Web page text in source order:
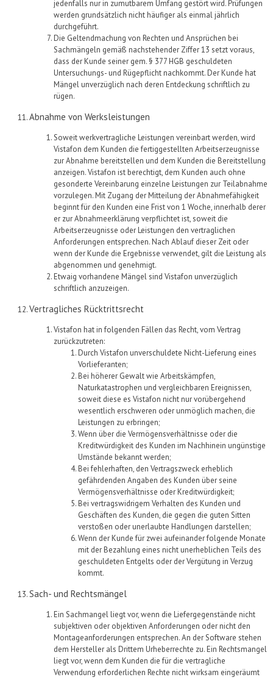
jedenfalls nur in zumutbarem Umfang gestört wird. Prüfungen
werden grundsätzlich nicht häufiger als einmal jährlich
durchgeführt.
Die Geltendmachung von Rechten und Ansprüchen bei
Sachmängeln gemäß nachstehender Ziffer13 setzt voraus,
dass der Kunde seiner gem. § 377 HGB geschuldeten
Untersuchungs- und Rügepflicht nachkommt. Der Kunde hat
Mängel unverzüglich nach deren Entdeckung schriftlich zu
rügen.
Abnahme von Werksleistungen
Soweitwerkvertragliche Leistungen vereinbart werden, wird
Vistafon dem Kunden die fertiggestellten Arbeitserzeugnisse
zur Abnahme bereitstellen und dem Kunden die Bereitstellung
anzeigen.Vistafon ist berechtigt, dem Kunden auch ohne
gesonderte Vereinbarung einzelne Leistungen zur Teilabnahme
vorzulegen. Mit Zugang der Mitteilung der Abnahmefähigkeit
beginnt für den Kunden eine Frist von 1 Woche,innerhalb derer
er zur Abnahmeerklärung verpflichtet ist, soweit die
Arbeitserzeugnisse oder Leistungen den vertraglichen
Anforderungen entsprechen.Nach Ablauf dieser Zeit oder
wenn der Kunde die Ergebnisse verwendet, gilt die Leistung als
abgenommen und genehmigt.
Etwaig vorhandene Mängel sind Vistafon unverzüglich
schriftlich anzuzeigen.
Vertragliches Rücktrittsrecht
Vistafon hat in folgenden Fällen das Recht, vom Vertrag
zurückzutreten:
Durch Vistafon unverschuldete Nicht-Lieferung eines
Vorlieferanten;
Bei höherer Gewalt wie Arbeitskämpfen,
Naturkatastrophen und vergleichbaren Ereignissen,
soweit diese es Vistafon nicht nur vorübergehend
wesentlich erschweren oder unmöglich machen, die
Leistungen zu erbringen;
Wenn über die Vermögensverhältnisse oder die
Kreditwürdigkeit des Kunden im Nachhinein ungünstige
Umstände bekannt werden;
Bei fehlerhaften, den Vertragszweck erheblich
gefährdenden Angaben des Kunden über seine
Vermögensverhältnisse oder Kreditwürdigkeit;
Bei vertragswidrigem Verhalten des Kunden und
Geschäften des Kunden, die gegen die guten Sitten
verstoßen oder unerlaubte Handlungen darstellen;
Wenn der Kunde für zwei aufeinander folgende Monate
mit der Bezahlung eines nicht unerheblichen Teils des
geschuldeten Entgelts oder der Vergütung in Verzug
kommt.
Sach- und Rechtsmängel
Ein Sachmangel liegt vor, wenn die Liefergegenstände nicht
subjektiven oder objektiven Anforderungen oder nicht den
Montageanforderungen entsprechen.An derSoftware stehen
dem Hersteller als Drittem Urheberrechte zu. Ein Rechtsmangel
liegt vor, wenn dem Kunden die für die vertragliche
Verwendung erforderlichen Rechte nicht wirksam eingeräumt